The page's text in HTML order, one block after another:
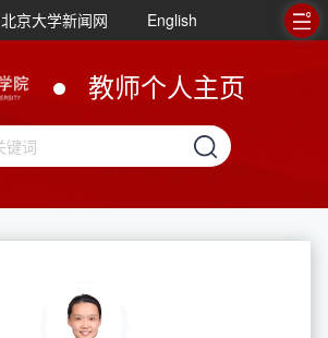
北京大学新闻网 English
教师个人主页